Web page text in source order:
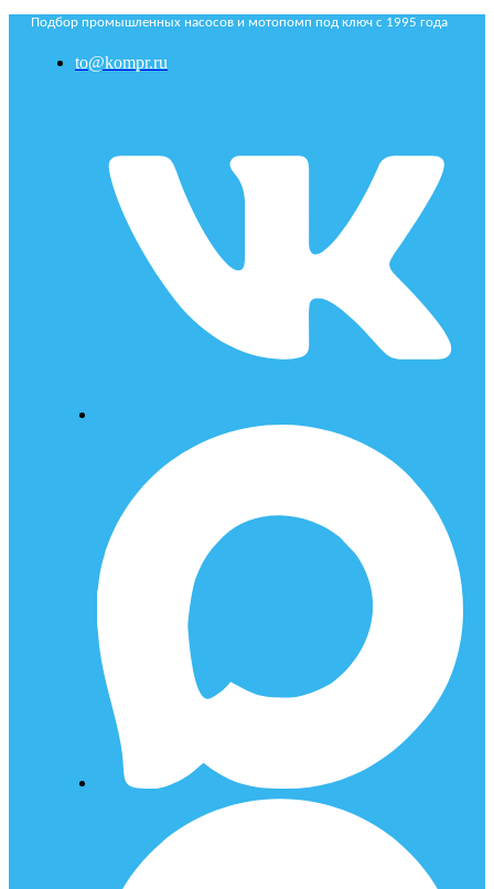
Подбор промышленных насосов и мотопомп под ключ с 1995 года
to@kompr.ru